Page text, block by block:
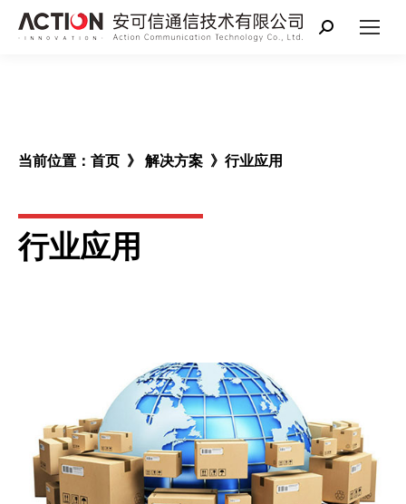
搜
当前位置： 首页 》 解决方案 》行业应用
行业应用